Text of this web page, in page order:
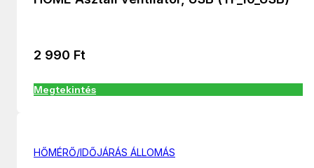
2 990 Ft
Megtekintés
HŐMÉRŐ/IDŐJÁRÁS ÁLLOMÁS